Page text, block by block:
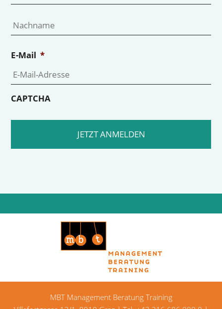
E-Mail *
CAPTCHA
MBT Management Beratung Training